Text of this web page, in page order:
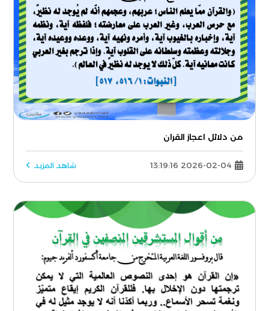
من دلائل اعجاز القران
2026-02-04 13:19:16 شاهد المزيد